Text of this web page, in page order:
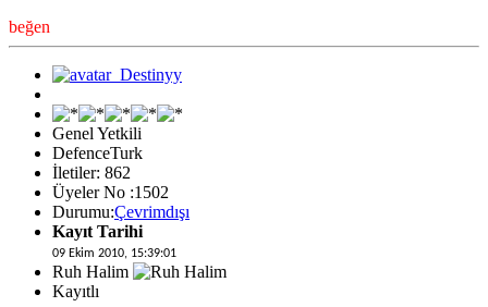
beğen
Genel Yetkili
DefenceTurk
İletiler: 862
Üyeler No :1502
Durumu:Çevrimdışı
Kayıt Tarihi
09 Ekim 2010, 15:39:01
Ruh Halim
Kayıtlı